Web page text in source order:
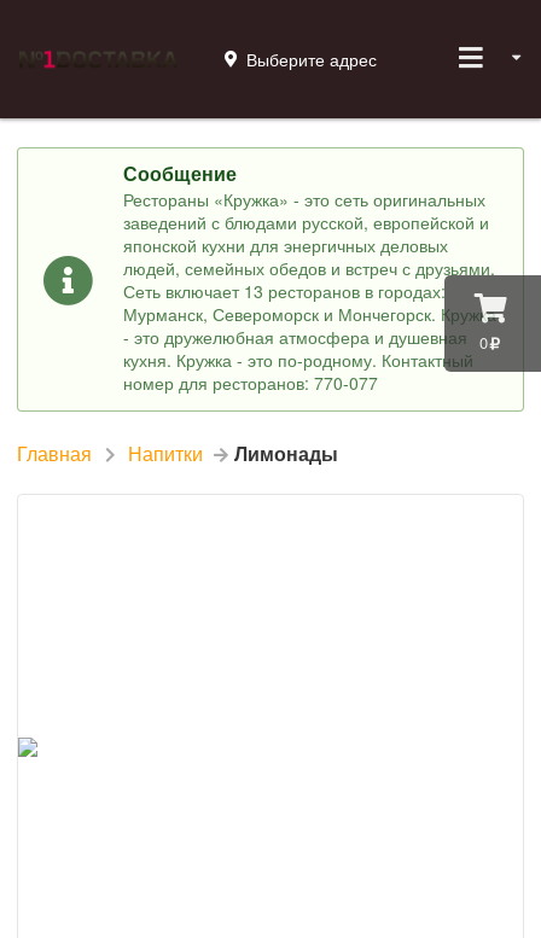
0
Выберите адрес
Сообщение
Рестораны «Кружка» - это сеть оригинальных
заведений с блюдами русской, европейской и
японской кухни для энергичных деловых
людей, семейных обедов и встреч с друзьями.
Сеть включает 13 ресторанов в городах:
Мурманск, Североморск и Мончегорск. Кружка
- это дружелюбная атмосфера и душевная
кухня. Кружка - это по-родному. Контактный
номер для ресторанов: 770-077
Главная Напитки Лимонады